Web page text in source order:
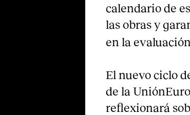
calendario de
las obras y
en la
El nuevo ciclo
de la
reflexionará